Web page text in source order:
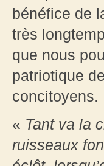
bénéfice de
très
que nous
patriotique
concitoyens.
« Tant va la
ruisseaux